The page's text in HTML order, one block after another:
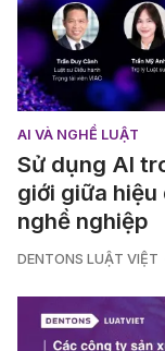
AI VÀ NGHỀ LUẬT
Sử dụng AI
giới giữa
nghề nghiệp
DENTONS LUẬT VIỆT